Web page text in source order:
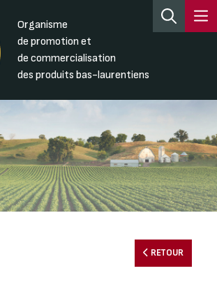
Organisme
de promotion et
de commercialisation
des produits bas-laurentiens
RETOUR